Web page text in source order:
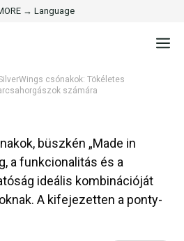
→ Language
csónakok: Tökéletes
számára
a ponty-
számára
· 5 Min. Lesezeit
büszkén „Made in
a funkcionalitás és a
ideális kombinációját
A kifejezetten a ponty-